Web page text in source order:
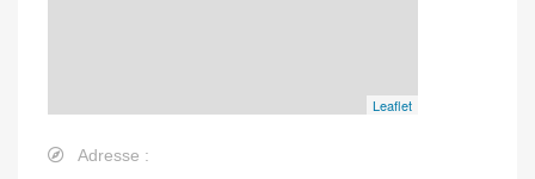
Leaflet
Adresse :